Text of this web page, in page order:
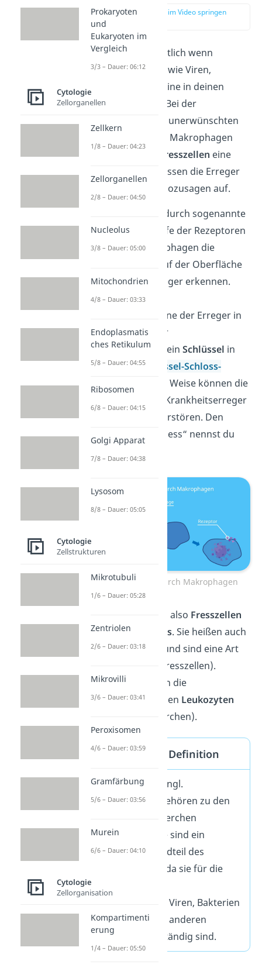
zur Stelle im Video springen
Was passiert eigentlich wenn
Krankheitserreger wie Viren,
Bakterien oder Toxine in deinen
Körper gelangen? Bei der
Beseitigung dieser unerwünschten
Erreger spielen die Makrophagen
Riesenfresszellen eine
große Rolle. Sie fressen die Erreger
in deinem Körper sozusagen auf.
Das gelingt ihnen durch sogenannte
Rezeptoren
. Mithilfe der Rezeptoren
können die Makrophagen die
auf der Oberfläche
der Krankheitserreger erkennen.
Dabei passen die
Oberflächenproteine der Erreger in
die Rezeptoren der
Makrophagen wie einSchlüssel in
einSchloss(Schlüssel-Schloss-
Prinzip
). Auf diese Weise können die
Makrophagen die Krankheitserreger
aufnehmen und zerstören. Den
„Vernichtungsprozess“ nennst du
Immunabwehr durch Makrophagen
Makrophagen sind also Fresszellen
des Immunsystems. Sie heißen auch
Riesenfresszellen und sind eine Art
(Fresszellen).
Außerdem gehören die
Makrophagen zu den Leukozyten
(weißen Blutkörperchen).
Makrophagen Definition
Makrophagen (engl.
macrophages) gehören zu den
weißen Blutkörperchen
(Leukozyten). Sie sind ein
wichtiger Bestandteil des
Immunsystems, da sie für die
eingedrungenen Viren, Bakterien
und Toxinen und anderen
Pathogenen zuständig sind.
Prokaryoten
und
Eukaryoten im
Vergleich
3/3 – Dauer: 06:12
Cytologie
Zellorganellen
Zellkern
1/8 – Dauer: 04:23
Zellorganellen
2/8 – Dauer: 04:50
Nucleolus
3/8 – Dauer: 05:00
Mitochondrien
4/8 – Dauer: 03:33
Endoplasmatis
ches Retikulum
5/8 – Dauer: 04:55
Ribosomen
6/8 – Dauer: 04:15
Golgi Apparat
7/8 – Dauer: 04:38
Lysosom
8/8 – Dauer: 05:05
Cytologie
Zellstrukturen
Mikrotubuli
1/6 – Dauer: 05:28
Zentriolen
2/6 – Dauer: 03:18
Mikrovilli
3/6 – Dauer: 03:41
Peroxisomen
4/6 – Dauer: 03:59
Gramfärbung
5/6 – Dauer: 03:56
Murein
6/6 – Dauer: 04:10
Cytologie
Zellorganisation
Kompartimenti
erung
1/4 – Dauer: 05:50